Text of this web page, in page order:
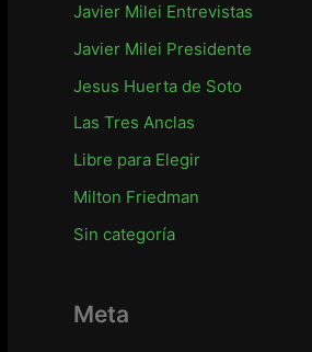
Javier Milei Entrevistas
Javier Milei Presidente
Jesus Huerta de Soto
Las Tres Anclas
Libre para Elegir
Milton Friedman
Sin categoría
Meta